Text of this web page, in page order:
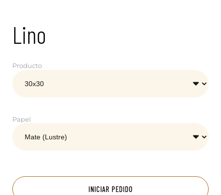
Lino
Producto
Papel
INICIAR PEDIDO